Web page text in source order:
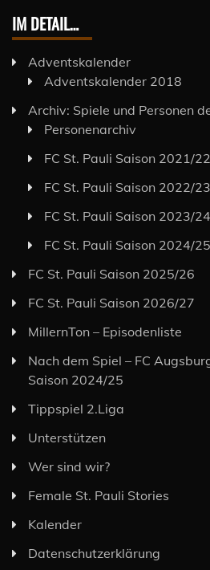
IM DETAIL…
Adventskalender
Adventskalender 2018
Archiv: Spiele und Personen
Personenarchiv
FC St. Pauli Saison 2021/22
FC St. Pauli Saison 2022/23
FC St. Pauli Saison 2023/24
FC St. Pauli Saison 2024/25
FC St. Pauli Saison 2025/26
FC St. Pauli Saison 2026/27
MillernTon – Episodenliste
Nach dem Spiel – FC
Saison 2024/25
Tippspiel 2.Liga
Unterstützen
Wer sind wir?
Female St. Pauli Stories
Kalender
Datenschutzerklärung